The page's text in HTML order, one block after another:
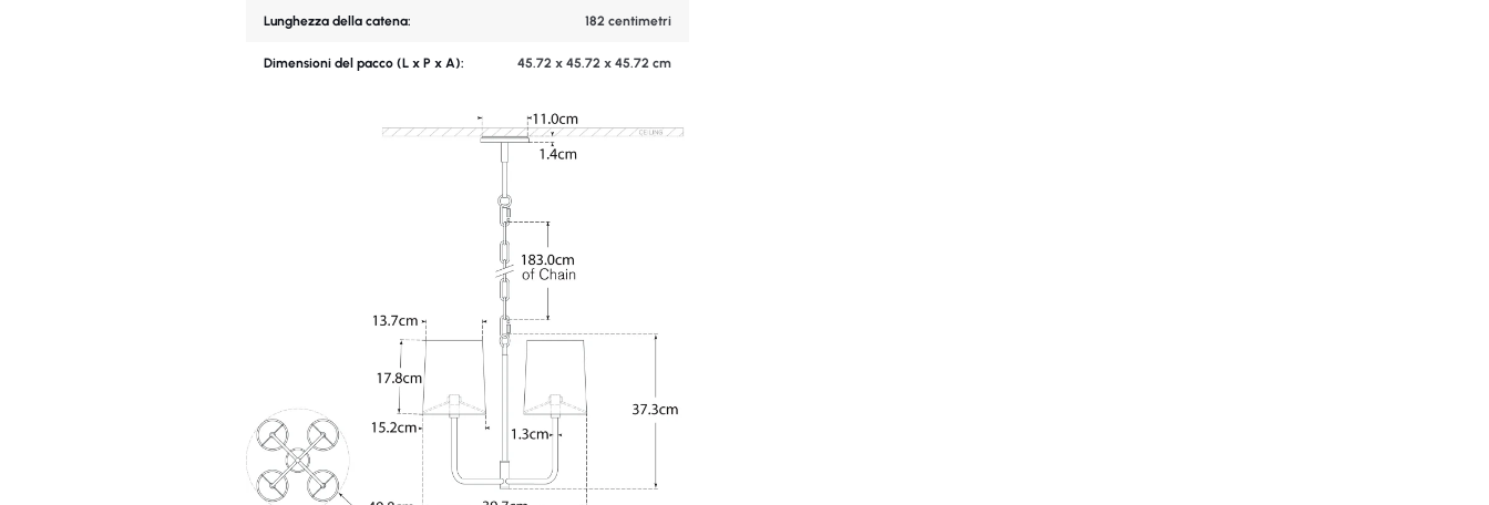
Lunghezza della catena: 182 centimetri
Dimensioni del pacco (L x P x A): 45.72 x 45.72 x 45.72 cm